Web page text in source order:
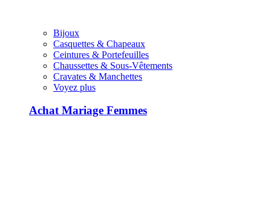
Bijoux
Casquettes & Chapeaux
Ceintures & Portefeuilles
Chaussettes & Sous-Vêtements
Cravates & Manchettes
Voyez plus
Achat Mariage Femmes